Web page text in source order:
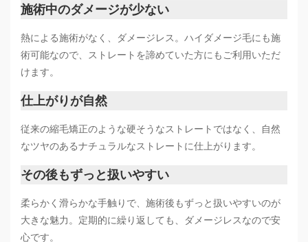
施術中のダメージが少ない
熱による施術がなく、ダメージレス。ハイダメージ毛にも施
術可能なので、ストレートを諦めていた方にもご利用いただ
けます。
仕上がりが自然
従来の縮毛矯正のような硬そうなストレートではなく、自然
なツヤのあるナチュラルなストレートに仕上がります。
その後もずっと扱いやすい
柔らかく滑らかな手触りで、施術後もずっと扱いやすいのが
大きな魅力。定期的に繰り返しても、ダメージレスなので安
心です。